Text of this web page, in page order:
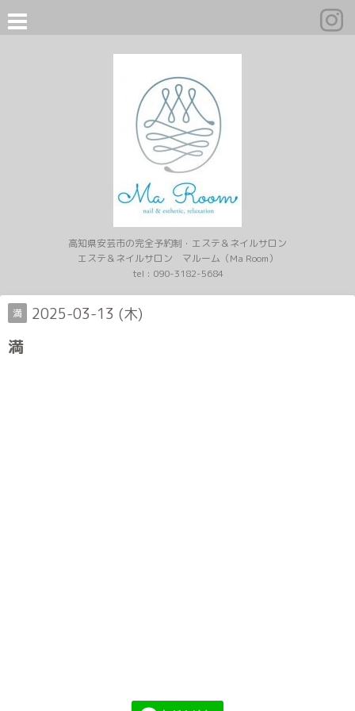
高知県安芸市の完全予約制・エステ＆ネイルサロン
エステ＆ネイルサロン マルーム（Ma Room）
tel : 090-3182-5684
満 2025-03-13 (木)
満